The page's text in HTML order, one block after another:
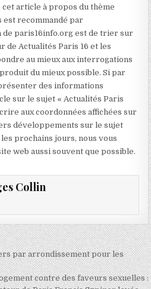
article à propos du thème
est recommandé par
de paris16info.org est de trier sur
de Actualités Paris 16 et les
au mieux aux interrogations
du mieux possible. Si par
des informations
sur le sujet « Actualités Paris
aux coordonnées affichées sur
développements sur le sujet
prochains jours, nous vous
web aussi souvent que possible.
Collin
par arrondissement pour les
contre des faveurs sexuelles :